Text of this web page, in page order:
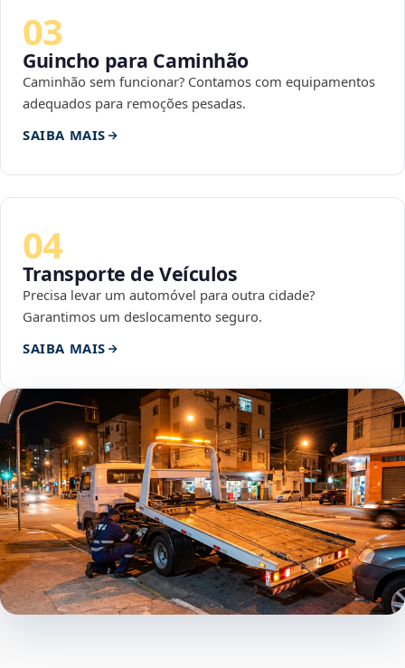
03
Guincho para Caminhão
Caminhão sem funcionar? Contamos com equipamentos
adequados para remoções pesadas.
SAIBA MAIS
04
Transporte de Veículos
Precisa levar um automóvel para outra cidade?
Garantimos um deslocamento seguro.
SAIBA MAIS